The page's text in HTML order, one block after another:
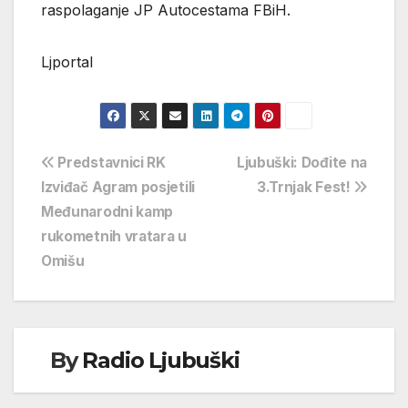
raspolaganje JP Autocestama FBiH.
Ljportal
Navigacija
objava
Ljubuški: Dođite na
3.Trnjak Fest!
Predstavnici RK
Izviđač Agram posjetili
Međunarodni kamp
rukometnih vratara u
Omišu
ByRadio Ljubuški